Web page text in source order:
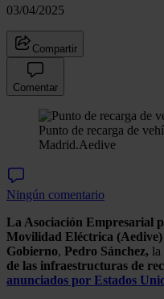
03/04/2025
Compartir
Comentar
Punto de recarga de
Madrid.Aedive
Ningún comentario
La Asociación Empresarial
Movilidad Eléctrica
Gobierno, Pedro Sánchez, la
de las infraestructuras de
anunciados por Estados